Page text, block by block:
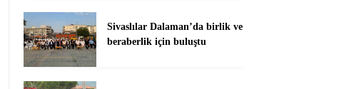
Sivaslılar Dalaman’da birlik ve
beraberlik için buluştu